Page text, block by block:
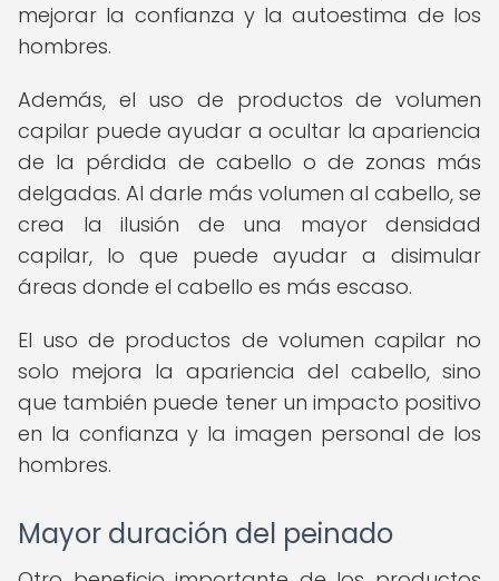
mejorar la confianza y la autoestima de los
hombres.
Además, el uso de productos de volumen
capilar puede ayudar a ocultar la apariencia
de la pérdida de cabello o de zonas más
delgadas. Al darle más volumen al cabello, se
crea la ilusión de una mayor densidad
capilar, lo que puede ayudar a disimular
áreas donde el cabello es más escaso.
El uso de productos de volumen capilar no
solo mejora la apariencia del cabello, sino
que también puede tener un impacto positivo
en la confianza y la imagen personal de los
hombres.
Mayor duración del peinado